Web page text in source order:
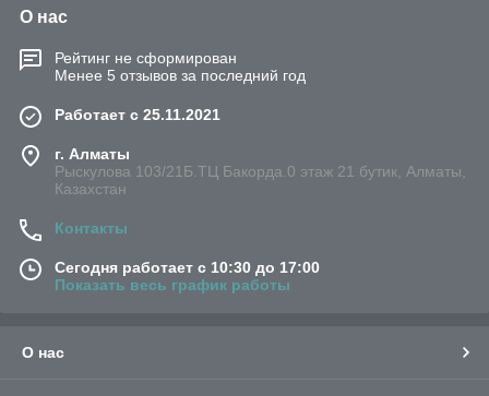
О нас
Рейтинг не сформирован
Менее 5 отзывов за последний год
Работает с 25.11.2021
г. Алматы
Рыскулова 103/21Б.ТЦ Бакорда.0 этаж 21 бутик, Алматы,
Казахстан
Контакты
Сегодня работает с 10:30 до 17:00
Показать весь график работы
О нас